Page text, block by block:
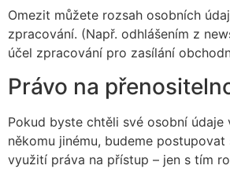
Omezit můžete rozsah osobních
zpracování. (Např. odhlášením z
účel zpracování pro zasílání
Právo na
Pokud byste chtěli své osobní údaje
někomu jinému, budeme
využití práva na přístup – jen s tím